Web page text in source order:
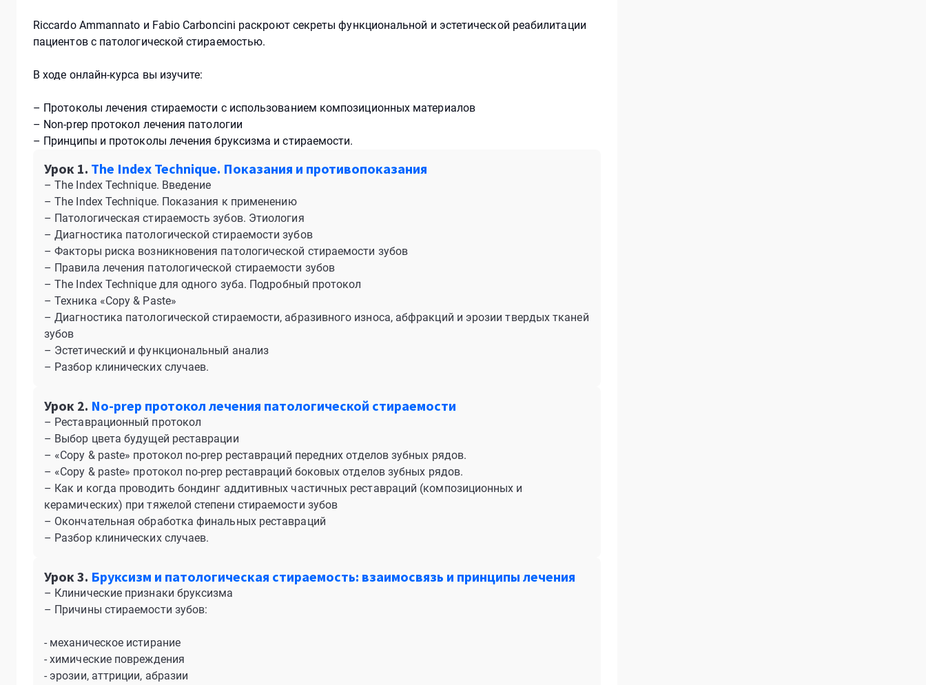
Riccardo Ammannato и Fabio Carboncini раскроют секреты функциональной и эстетической реабилитации
пациентов с патологической стираемостью.
В ходе онлайн-курса вы изучите:
– Протоколы лечения стираемости с использованием композиционных материалов
– Non-prep протокол лечения патологии
– Принципы и протоколы лечения бруксизма и стираемости.
Урок 1. The Index Technique. Показания и противопоказания
– The Index Technique. Введение
– The Index Technique. Показания к применению
– Патологическая стираемость зубов. Этиология
– Диагностика патологической стираемости зубов
– Факторы риска возникновения патологической стираемости зубов
– Правила лечения патологической стираемости зубов
– The Index Technique для одного зуба. Подробный протокол
– Техника «Copy & Paste»
– Диагностика патологической стираемости, абразивного износа, абфракций и эрозии твердых тканей
зубов
– Эстетический и функциональный анализ
– Разбор клинических случаев.
Урок 2. No-prep протокол лечения патологической стираемости
– Реставрационный протокол
– Выбор цвета будущей реставрации
– «Copy & paste» протокол no-prep реставраций передних отделов зубных рядов.
– «Copy & paste» протокол no-prep реставраций боковых отделов зубных рядов.
– Как и когда проводить бондинг аддитивных частичных реставраций (композиционных и
керамических) при тяжелой степени стираемости зубов
– Окончательная обработка финальных реставраций
– Разбор клинических случаев.
Урок 3. Бруксизм и патологическая стираемость: взаимосвязь и принципы лечения
– Клинические признаки бруксизма
– Причины стираемости зубов:
- механическое истирание
- химические повреждения
- эрозии, аттриции, абразии